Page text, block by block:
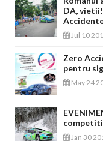
DA,
Jul 10
Zero
pentru
May 24
Jan 30